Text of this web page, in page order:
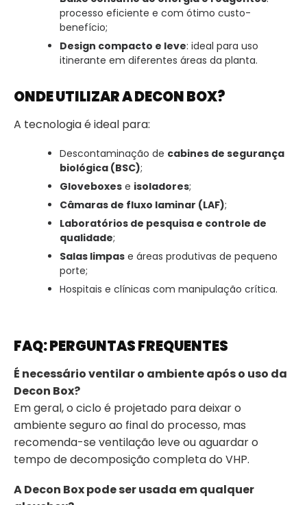
processo eficiente e com ótimo custo-
benefício;
Design compacto e leve: ideal para uso
itinerante em diferentes áreas da planta.
ONDE UTILIZAR A DECON BOX?
A tecnologia é ideal para:
Descontaminação de cabines de segurança
biológica (BSC);
Gloveboxes e isoladores;
Câmaras de fluxo laminar (LAF);
Laboratórios de pesquisa e controle de
qualidade;
Salas limpas e áreas produtivas de pequeno
porte;
Hospitais e clínicas com manipulação crítica.
FAQ: PERGUNTAS FREQUENTES
É necessário ventilar o ambiente após o uso da
Decon Box?
Em geral, o ciclo é projetado para deixar o
ambiente seguro ao final do processo, mas
recomenda-se ventilação leve ou aguardar o
tempo de decomposição completa do VHP.
A Decon Box pode ser usada em qualquer